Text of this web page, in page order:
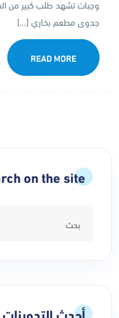
وجبات تشهد طلب كبير من
جدوى مطعم بخاري […]
READ MORE
on the site
أحدث التدوينات